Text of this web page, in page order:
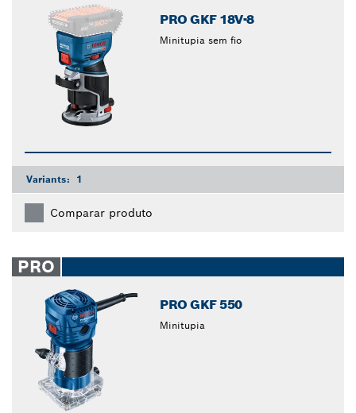
PRO GKF 18V-8
Minitupia sem fio
Variants: 1
Comparar produto
PRO
PRO GKF 550
Minitupia